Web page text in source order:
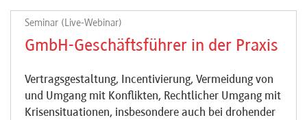
Seminar (Live-Webinar)
GmbH-Geschäftsführer in der Praxis
Vertragsgestaltung, Incentivierung, Vermeidung von
und Umgang mit Konflikten, Rechtlicher Umgang mit
Krisensituationen, insbesondere auch bei drohender